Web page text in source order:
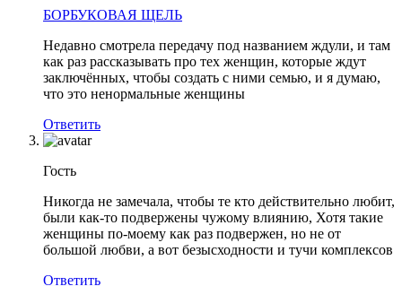
БОРБУКОВАЯ ЩЕЛЬ
Недавно смотрела передачу под названием ждули, и там
как раз рассказывать про тех женщин, которые ждут
заключённых, чтобы создать с ними семью, и я думаю,
что это ненормальные женщины
Ответить
Гость
Никогда не замечала, чтобы те кто действительно любит,
были как-то подвержены чужому влиянию, Хотя такие
женщины по-моему как раз подвержен, но не от
большой любви, а вот безысходности и тучи комплексов
Ответить